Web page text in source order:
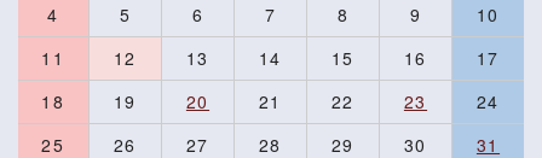
4
5 6 7 8 9
10
11
12 13 14 15 16
17
18
19 20 21 22 23
24
25
26 27 28 29 30 31